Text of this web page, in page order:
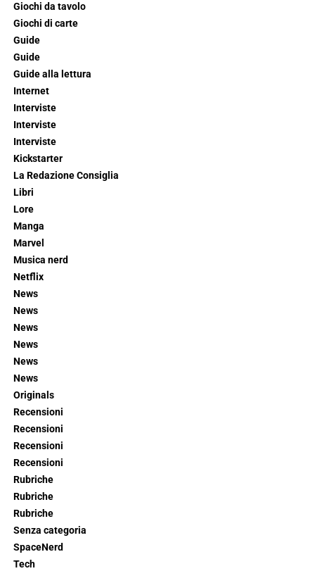
Giochi da tavolo
Giochi di carte
Guide
Guide
Guide alla lettura
Internet
Interviste
Interviste
Interviste
Kickstarter
La Redazione Consiglia
Libri
Lore
Manga
Marvel
Musica nerd
Netflix
News
News
News
News
News
News
Originals
Recensioni
Recensioni
Recensioni
Recensioni
Rubriche
Rubriche
Rubriche
Senza categoria
SpaceNerd
Tech